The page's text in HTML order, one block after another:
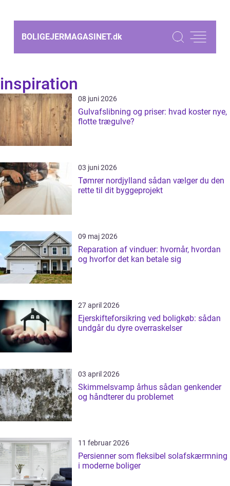
BOLIGEJERMAGASINET.dk
inspiration
08 juni 2026
Gulvafslibning og priser: hvad koster nye,
flotte trægulve?
03 juni 2026
Tømrer nordjylland sådan vælger du den
rette til dit byggeprojekt
09 maj 2026
Reparation af vinduer: hvornår, hvordan
og hvorfor det kan betale sig
27 april 2026
Ejerskifteforsikring ved boligkøb: sådan
undgår du dyre overraskelser
03 april 2026
Skimmelsvamp århus sådan genkender
og håndterer du problemet
11 februar 2026
Persienner som fleksibel solafskærmning
i moderne boliger